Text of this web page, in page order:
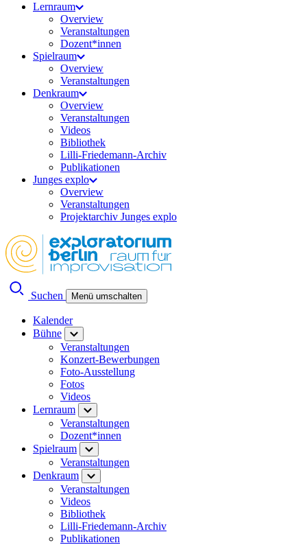
Lernraum
Overview
Veranstaltungen
Dozent*innen
Spielraum
Overview
Veranstaltungen
Denkraum
Overview
Veranstaltungen
Videos
Bibliothek
Lilli-Friedemann-Archiv
Publikationen
Junges explo
Overview
Veranstaltungen
Projektarchiv Junges explo
Suchen Menü umschalten
Kalender
Bühne
Veranstaltungen
Konzert-Bewerbungen
Foto-Ausstellung
Fotos
Videos
Lernraum
Veranstaltungen
Dozent*innen
Spielraum
Veranstaltungen
Denkraum
Veranstaltungen
Videos
Bibliothek
Lilli-Friedemann-Archiv
Publikationen